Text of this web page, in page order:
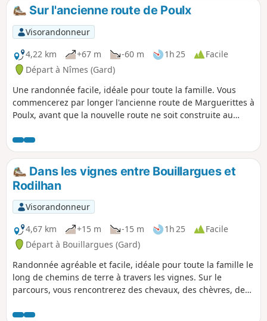
Sur l'ancienne route de Poulx
Visorandonneur
4,22 km
+67 m -60 m 1h 25
Facile
Départ à Nîmes (Gard)
Une randonnée facile, idéale pour toute la famille. Vous
commencerez par longer l'ancienne route de Marguerittes à
Poulx, avant que la nouvelle route ne soit construite au
devant deux anciennes bornes kilométriques qui vous
indiqueront la distance jusqu'à la ville d'Uzès. Profitez du
paysage, oasis de prés verdoyants au milieu de la garrigue.
La deuxième partie de la randonnée vous plongera dans la
garrigue typique au gré de larges chemins.
Dans les vignes entre Bouillargues et
Rodilhan
Visorandonneur
4,67 km
+15 m -15 m 1h 25
Facile
Départ à Bouillargues (Gard)
Randonnée agréable et facile, idéale pour toute la famille le
long de chemins de terre à travers les vignes. Sur le
parcours, vous rencontrerez des chevaux, des chèvres, des
au balisage Jaune qui manque parfois un peu de clarté